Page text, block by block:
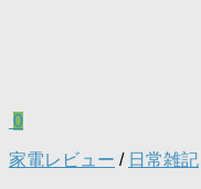
0
家電レビュー / 日常雑記